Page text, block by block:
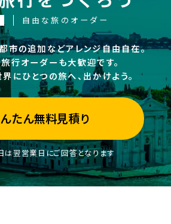
自由な旅のオーダー
市の追加などアレンジ自由自在。
行オーダーも大歓迎です。
にひとつの旅へ、出かけよう。
たん無料見積り
は翌営業日にご回答となります